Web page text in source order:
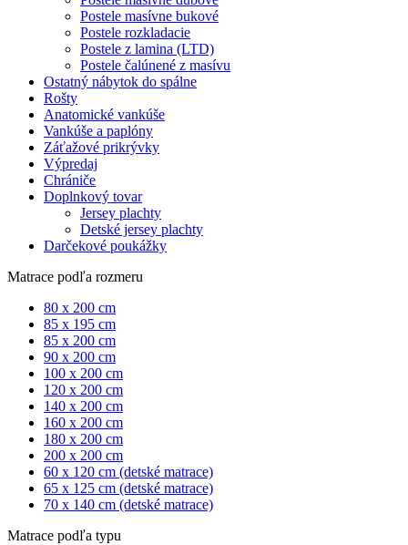
Postele masívne bukové
Postele rozkladacie
Postele z lamina (LTD)
Postele čalúnené z masívu
Ostatný nábytok do spálne
Rošty
Anatomické vankúše
Vankúše a paplóny
Záťažové prikrývky
Výpredaj
Chrániče
Doplnkový tovar
Jersey plachty
Detské jersey plachty
Darčekové poukážky
Matrace podľa rozmeru
80 x 200 cm
85 x 195 cm
85 x 200 cm
90 x 200 cm
100 x 200 cm
120 x 200 cm
140 x 200 cm
160 x 200 cm
180 x 200 cm
200 x 200 cm
60 x 120 cm (detské matrace)
65 x 125 cm (detské matrace)
70 x 140 cm (detské matrace)
Matrace podľa typu